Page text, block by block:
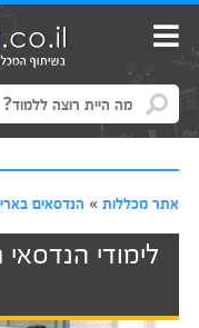
אתר מכללות» הנדסאים
לימודי